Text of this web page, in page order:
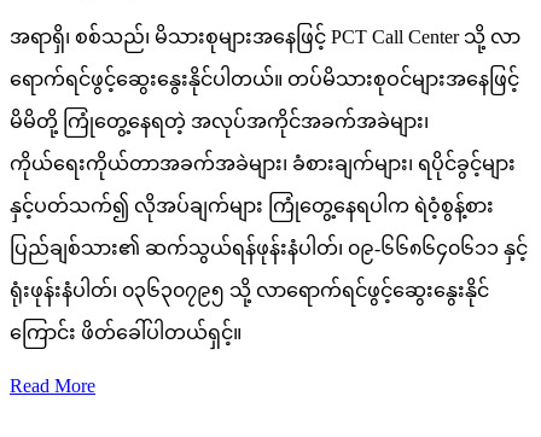
အရာရှိ၊ စစ်သည်၊ မိသားစုများအနေဖြင့် PCT Call Center သို့ လာ
ရောက်ရင်ဖွင့်ဆွေးနွေးနိုင်ပါတယ်။ တပ်မိသားစုဝင်များအနေဖြင့်
မိမိတို့ ကြုံတွေ့နေရတဲ့ အလုပ်အကိုင်အခက်အခဲများ၊
ကိုယ်ရေးကိုယ်တာအခက်အခဲများ၊ ခံစားချက်များ၊ ရပိုင်ခွင့်များ
နှင့်ပတ်သက်၍ လိုအပ်ချက်များ ကြုံတွေ့နေရပါက ရဲဝံ့စွန့်စား
ပြည်ချစ်သား၏ ဆက်သွယ်ရန်ဖုန်းနံပါတ်၊ ၀၉-၆၆၈၆၄၀၆၁၁ နှင့်
ရုံးဖုန်းနံပါတ်၊ ၀၃၆၃၀၇၉၅ သို့ လာရောက်ရင်ဖွင့်ဆွေးနွေးနိုင်
ကြောင်း ဖိတ်ခေါ်ပါတယ်ရှင့်။
Read More